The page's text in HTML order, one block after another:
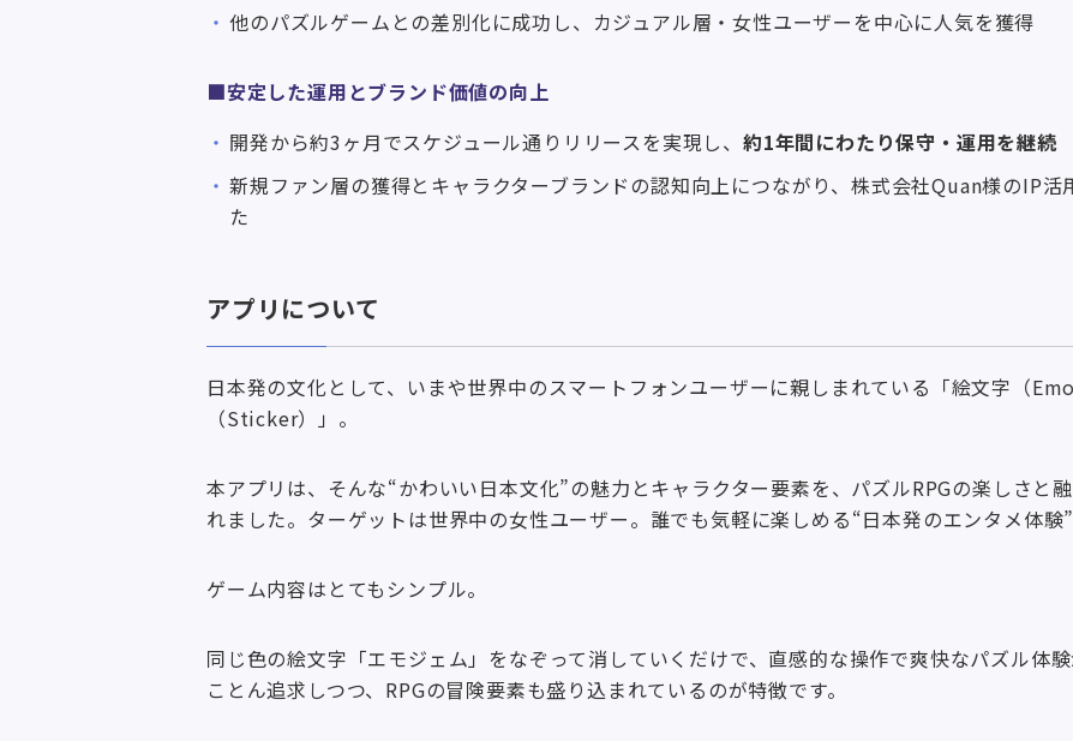
他のパズルゲームとの差別化に成功し、カジュアル層・女性ユーザーを中心に人気を獲得
■安定した運用とブランド価値の向上
開発から約3ヶ月でスケジュール通りリリースを実現し、 約1年間にわたり保守・運用を継続
新規ファン層の獲得とキャラクターブランドの認知向上につながり、株式会社Quan様のIP
た
アプリについて
日本発の文化として、いまや世界中のスマートフォンユーザーに親しまれている「絵文字（
（Sticker）」。
本アプリは、そんな“かわいい日本文化”の魅力とキャラクター要素を、パズルRPGの楽しさと
れました。ターゲットは世界中の女性ユーザー。誰でも気軽に楽しめる“日本発のエンタメ体験”
ゲーム内容はとてもシンプル。
同じ色の絵文字「エモジェム」をなぞって消していくだけで、直感的な操作で爽快なパズル体
ことん追求しつつ、RPGの冒険要素も盛り込まれているのが特徴です。